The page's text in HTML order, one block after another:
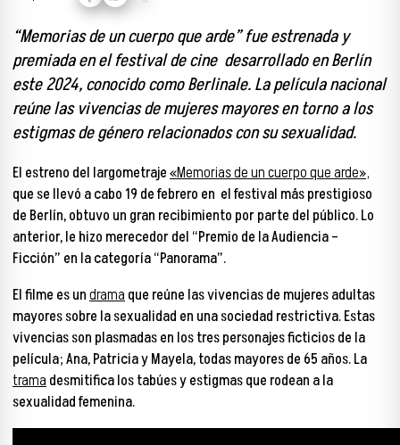
“Memorias de un cuerpo que arde” fue estrenada y
premiada en el festival de cine desarrollado en Berlín
este 2024, conocido como Berlinale. La película nacional
reúne las vivencias de mujeres mayores en torno a los
estigmas de género relacionados con su sexualidad.
El estreno del largometraje«Memorias de un cuerpo que arde»,
que se llevó a cabo 19 de febrero en el festival más prestigioso
de Berlín, obtuvo un gran recibimiento por parte del público. Lo
anterior, le hizo merecedor del “Premio de la Audiencia –
Ficción” en la categoría “Panorama”.
El filme es undramaque reúne las vivencias de mujeres adultas
mayores sobre la sexualidad en una sociedad restrictiva.Estas
vivencias son plasmadas en los tres personajes ficticios de la
película;Ana, Patricia y Mayela, todasmayores de 65 años. La
tramadesmitifica los tabúes y estigmas que rodean a la
sexualidad femenina.